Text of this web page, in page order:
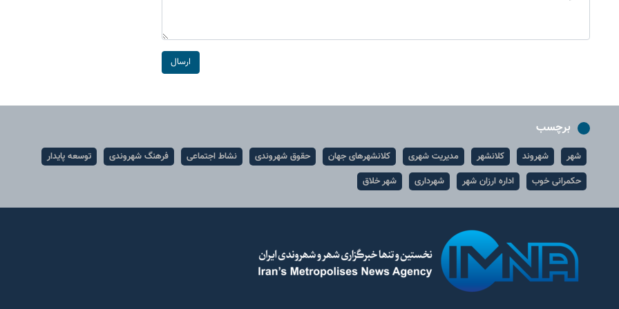
ارسال
برچسب
شهر شهروند کلانشهر مدیریت شهری کلانشهرهای جهان حقوق شهروندی نشاط اجتماعی فرهنگ شهروندی
توسعه پایدار
حکمرانی خوب
اداره ارزان شهر شهرداری شهر خلاق